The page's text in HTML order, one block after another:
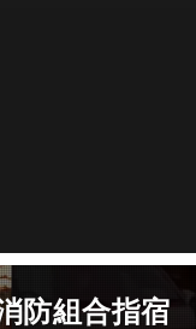
防組合指宿